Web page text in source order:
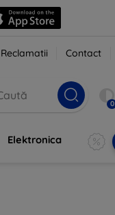
Reclamatii Contact
0
Elektronica